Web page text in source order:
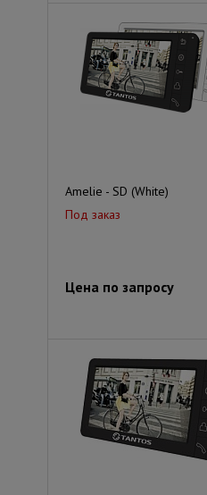
Amelie - SD (White)
Под заказ
Цена по запросу